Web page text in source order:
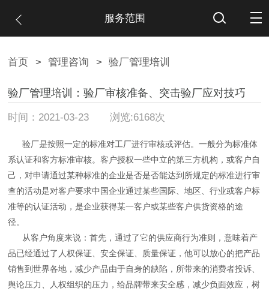
服务范围
首页 > 管理咨询 > 验厂管理培训
验厂管理培训：验厂审核准备、突击验厂应对技巧
时间：2021-03-23 浏览:6168次
验厂是按照一定的标准对工厂进行审核或评估。一般分为标准体
系认证和客方标准审核。客户授权一些中立的第三方机构，或客户自
己，对申请通过某种标准的企业是否是否能达到所规定的标准进行审
查的活动是对客户要求中国企业通过某些国际、地区、行业或客户标
准等的认证活动，是企业获得某一客户或某些客户供货资格的途
径。
从客户角度来说：首先，通过了它的供应商行为准则，意味着产
品已经通过了人权保证、安全保证、质量保证，他可以放心的把产品
销售到世界各地，减少产品由于自身的缺陷，所带来的消费者投诉、
舆论压力、人权组织的压力，给品牌带来安全感，减少负面效应，树